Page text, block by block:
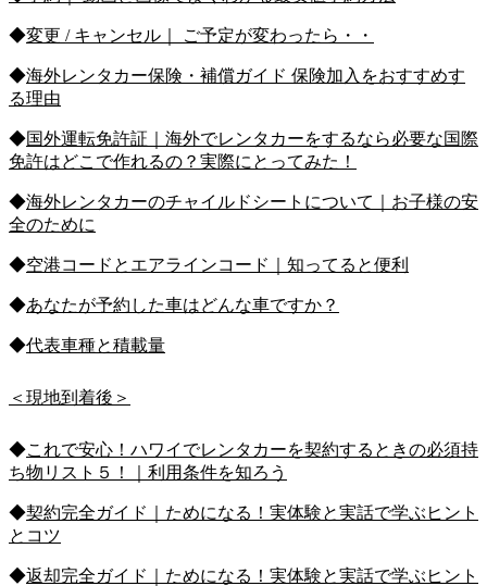
◆変更 / キャンセル｜ ご予定が変わったら・・
◆海外レンタカー保険・補償ガイド 保険加入をおすすめす
る理由
◆国外運転免許証｜海外でレンタカーをするなら必要な国際
免許はどこで作れるの？実際にとってみた！
◆海外レンタカーのチャイルドシートについて｜お子様の安
全のために
◆空港コードとエアラインコード｜知ってると便利
◆あなたが予約した車はどんな車ですか？
◆代表車種と積載量
＜現地到着後＞
◆これで安心！ハワイでレンタカーを契約するときの必須持
ち物リスト５！｜利用条件を知ろう
◆契約完全ガイド｜ためになる！実体験と実話で学ぶヒント
とコツ
◆返却完全ガイド｜ためになる！実体験と実話で学ぶヒント